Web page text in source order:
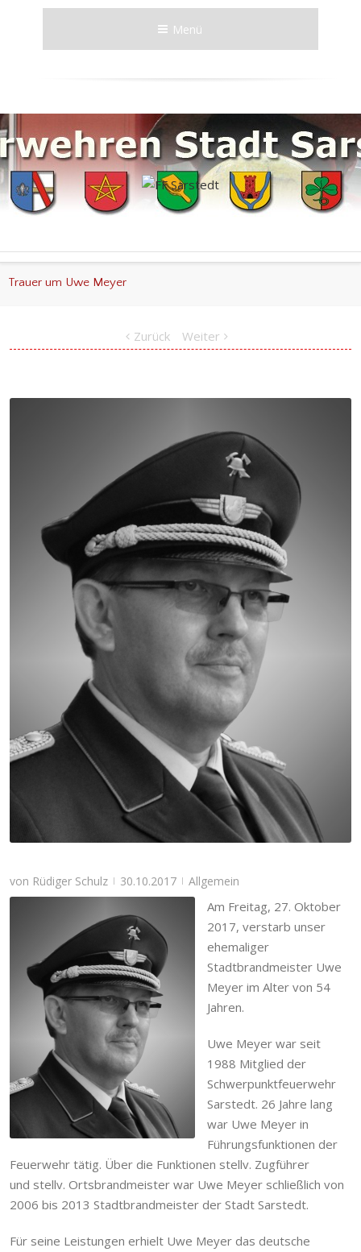
Menü
Trauer um Uwe Meyer
Zurück Weiter
von Rüdiger Schulz | 30.10.2017 | Allgemein
Am Freitag, 27. Oktober
2017, verstarb unser
ehemaliger
Stadtbrandmeister Uwe
Meyer im Alter von 54
Jahren.
Uwe Meyer war seit
1988 Mitglied der
Schwerpunktfeuerwehr
Sarstedt. 26 Jahre lang
war Uwe Meyer in
Führungsfunktionen der
Feuerwehr tätig. Über die Funktionen stellv. Zugführer
und stellv. Ortsbrandmeister war Uwe Meyer schließlich von
2006 bis 2013 Stadtbrandmeister der Stadt Sarstedt.
Für seine Leistungen erhielt Uwe Meyer das deutsche